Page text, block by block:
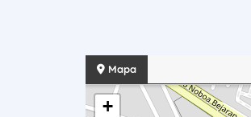
Mapa
+